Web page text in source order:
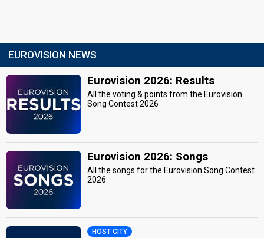
EUROVISION NEWS
Eurovision 2026: Results
All the voting & points from the Eurovision
Song Contest 2026
Eurovision 2026: Songs
All the songs for the Eurovision Song Contest
2026
HOST CITY